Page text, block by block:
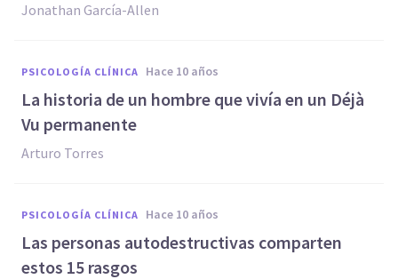
Jonathan García-Allen
PSICOLOGÍA CLÍNICA hace 10 años
La historia de un hombre que vivía en un Déjà
Vu permanente
Arturo Torres
PSICOLOGÍA CLÍNICA hace 10 años
Las personas autodestructivas comparten
estos 15 rasgos